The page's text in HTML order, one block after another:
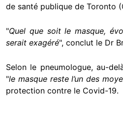
de santé publique de Toronto
"Quel que soit le masque,
serait exagéré", conclut le Dr
Selon le pneumologue, au-
"le masque reste l’un des
protection contre le Covid-19.